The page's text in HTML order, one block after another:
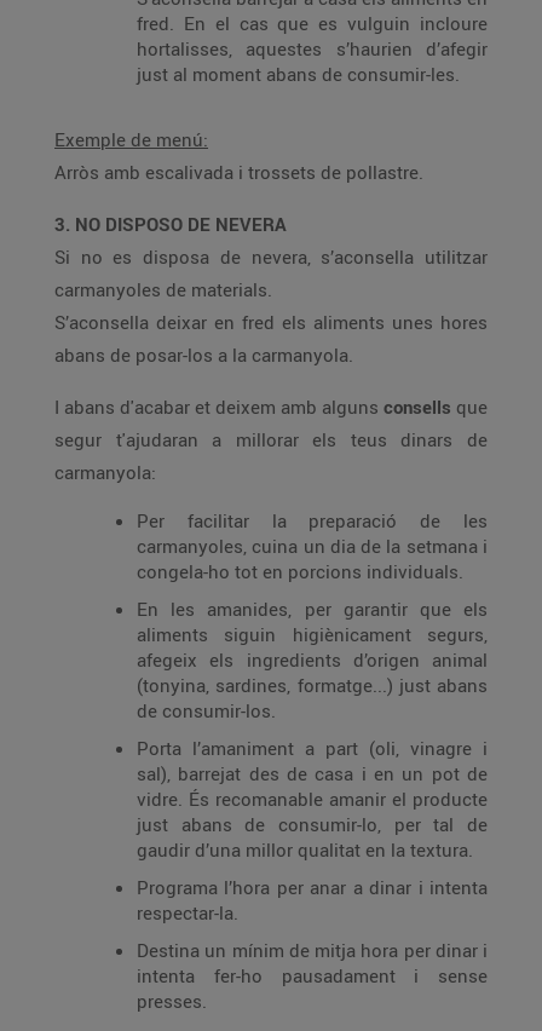
fred. En el cas que es vulguin incloure
hortalisses, aquestes s’haurien d’afegir
just al moment abans de consumir-les.
Exemple de menú:
Arròs amb escalivada i trossets de pollastre.
3. NO DISPOSO DE NEVERA
Si no es disposa de nevera, s’aconsella utilitzar
carmanyoles de materials.
S’aconsella deixar en fred els aliments unes hores
abans de posar-los a la carmanyola.
I abans d'acabar et deixem amb alguns consells que
segur t'ajudaran a millorar els teus dinars de
carmanyola:
Per facilitar la preparació de les
carmanyoles, cuina un dia de la setmana i
congela-ho tot en porcions individuals.
En les amanides, per garantir que els
aliments siguin higiènicament segurs,
afegeix els ingredients d’origen animal
(tonyina, sardines, formatge...) just abans
de consumir-los.
Porta l’amaniment a part (oli, vinagre i
sal), barrejat des de casa i en un pot de
vidre. És recomanable amanir el producte
just abans de consumir-lo, per tal de
gaudir d’una millor qualitat en la textura.
Programa l’hora per anar a dinar i intenta
respectar-la.
Destina un mínim de mitja hora per dinar i
intenta fer-ho pausadament i sense
presses.